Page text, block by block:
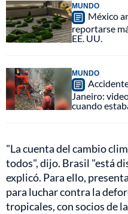
MUNDO
México
reportarse
EE. UU.
MUNDO
Janeiro:
cuando
"La cuenta del cambio
todos", dijo. Brasil "está
explicó. Para ello,
para luchar contra la
tropicales, con socios de